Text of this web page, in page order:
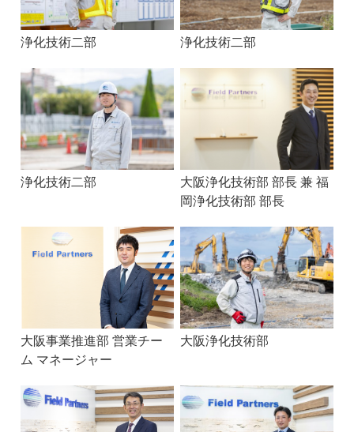
浄化技術二部 浄化技術二部
浄化技術二部
大阪浄化技術部 部長 兼 福
岡浄化技術部 部長
大阪事業推進部 営業チー
ム マネージャー
大阪浄化技術部